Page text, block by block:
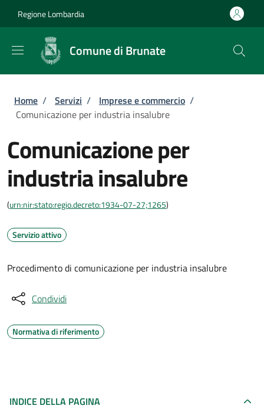
Regione Lombardia
Comune di Brunate
Briciole di pane
Home / Servizi / Imprese e commercio /
Comunicazione per industria insalubre
Comunicazione per
industria insalubre
(urn:nir:stato:regio.decreto:1934-07-27;1265)
Servizio attivo
Procedimento di comunicazione per industria insalubre
Condividi
Normativa di riferimento
INDICE DELLA PAGINA